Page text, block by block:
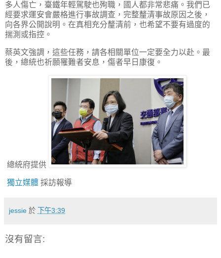
多人傷亡，臺鐵年輕駕駛也殉職，國人都非常悲痛。我們已
經要求運安會嚴格進行事故調查，完整釐清事故原因之後，
向各界公開說明。在真相充分釐清前，也希望不要有過度的
揣測或指控。
蔡英文強調，這些任務，請各相關單位一定要全力以赴。最
後，總統也祈願罹難者安息，傷者早日康復。
總統府提供
獨立媒體 採訪報導
jessie 於 下午3:39
沒有留言: